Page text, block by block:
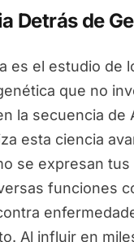
Detrás de
es el estudio de
que no
la secuencia de
esta ciencia
se expresan tus
funciones
Al influir en